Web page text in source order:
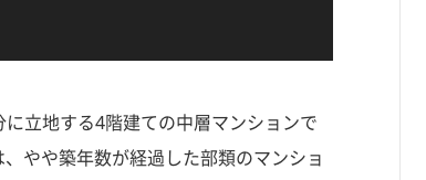
立地する4階建ての中層マンションで
やや築年数が経過した部類のマンショ